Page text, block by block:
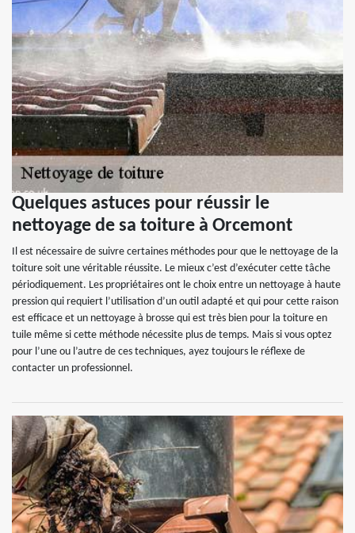
Quelques astuces pour réussir le
nettoyage de sa toiture à Orcemont
Il est nécessaire de suivre certaines méthodes pour que le nettoyage de la
toiture soit une véritable réussite. Le mieux c’est d’exécuter cette tâche
périodiquement. Les propriétaires ont le choix entre un nettoyage à haute
pression qui requiert l’utilisation d’un outil adapté et qui pour cette raison
est efficace et un nettoyage à brosse qui est très bien pour la toiture en
tuile même si cette méthode nécessite plus de temps. Mais si vous optez
pour l’une ou l’autre de ces techniques, ayez toujours le réflexe de
contacter un professionnel.